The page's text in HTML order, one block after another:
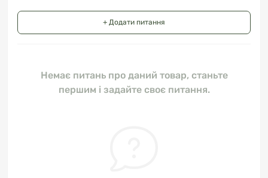
+ Додати питання
Немає питань про даний товар, станьте
першим і задайте своє питання.